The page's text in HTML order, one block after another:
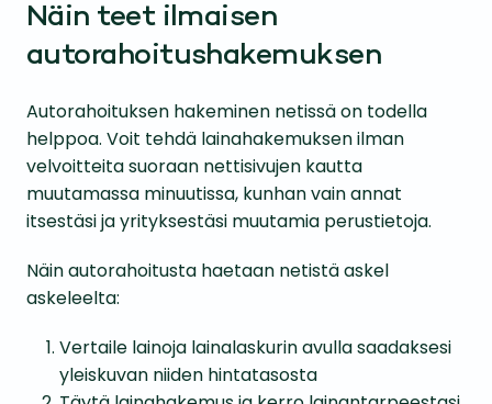
Näin teet ilmaisen
autorahoitushakemuksen
Autorahoituksen hakeminen netissä on todella
helppoa. Voit tehdä lainahakemuksen ilman
velvoitteita suoraan nettisivujen kautta
muutamassa minuutissa, kunhan vain annat
itsestäsi ja yrityksestäsi muutamia perustietoja.
Näin autorahoitusta haetaan netistä askel
askeleelta:
Vertaile lainoja lainalaskurin avulla saadaksesi
yleiskuvan niiden hintatasosta